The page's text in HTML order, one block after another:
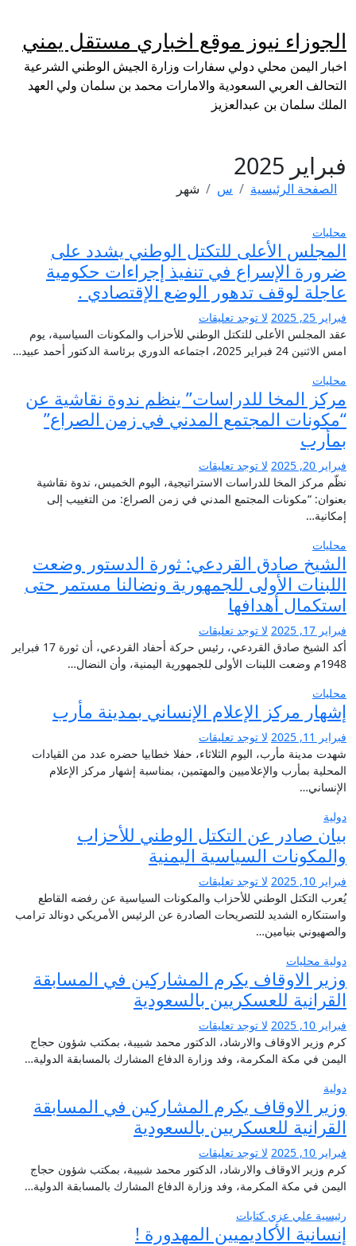
المحتوى
الجوزاء نيوز موقع اخباري مستقل يمني
اخبار اليمن محلي دولي سفارات وزارة الجيش الوطني الشرعية
التحالف العربي السعودية والامارات محمد بن سلمان ولي العهد
الملك سلمان بن عبدالعزيز
فبراير 2025
الصفحة الرئيسية س شهر
محليات
المجلس الأعلى للتكتل الوطني يشدد على
ضرورة الإسراع في تنفيذ إجراءات حكومية
عاجلة لوقف تدهور الوضع الإقتصادي .
فبراير 25, 2025
لا توجد تعليقات
عقد المجلس الأعلى للتكتل الوطني للأحزاب والمكونات السياسية، يوم
امس الاثنين 24 فبراير 2025، اجتماعه الدوري برئاسة الدكتور أحمد عبيد…
محليات
مركز المخا للدراسات” ينظم ندوة نقاشية عن
“مكونات المجتمع المدني في زمن الصراع”
بمأرب
فبراير 20, 2025
لا توجد تعليقات
نظّم مركز المخا للدراسات الاستراتيجية، اليوم الخميس، ندوة نقاشية
بعنوان: “مكونات المجتمع المدني في زمن الصراع: من التغييب إلى
إمكانية…
محليات
الشيخ صادق القردعي: ثورة الدستور وضعت
اللبنات الأولى للجمهورية ونضالنا مستمر حتى
استكمال أهدافها
فبراير 17, 2025
لا توجد تعليقات
أكد الشيخ صادق القردعي، رئيس حركة أحفاد القردعي، أن ثورة 17 فبراير
1948م وضعت اللبنات الأولى للجمهورية اليمنية، وأن النضال…
محليات
إشهار مركز الإعلام الإنساني بمدينة مأرب
فبراير 11, 2025
لا توجد تعليقات
شهدت مدينة مأرب، اليوم الثلاثاء، حفلا خطابيا حضره عدد من القيادات
المحلية بمأرب والإعلاميين والمهتمين، بمناسبة إشهار مركز الإعلام
الإنساني…
دولية
بيان صادر عن التكتل الوطني للأحزاب
والمكونات السياسية اليمنية
فبراير 10, 2025
لا توجد تعليقات
يُعرب التكتل الوطني للأحزاب والمكونات السياسية عن رفضه القاطع
واستنكاره الشديد للتصريحات الصادرة عن الرئيس الأمريكي دونالد ترامب
والصهيوني بنيامين…
دولية محليات
وزير الاوقاف يكرم المشاركين في المسابقة
القرانية للعسكريين بالسعودية
فبراير 10, 2025
لا توجد تعليقات
كرم وزير الاوقاف والارشاد، الدكتور محمد شبيبة، بمكتب شؤون حجاج
اليمن في مكة المكرمة، وفد وزارة الدفاع المشارك بالمسابقة الدولية…
دولية
وزير الاوقاف يكرم المشاركين في المسابقة
القرانية للعسكريين بالسعودية
فبراير 10, 2025
لا توجد تعليقات
كرم وزير الاوقاف والارشاد، الدكتور محمد شبيبة، بمكتب شؤون حجاج
اليمن في مكة المكرمة، وفد وزارة الدفاع المشارك بالمسابقة الدولية…
رئيسية علي عزي كتابات
إنسانية الأكاديميين المهدورة !